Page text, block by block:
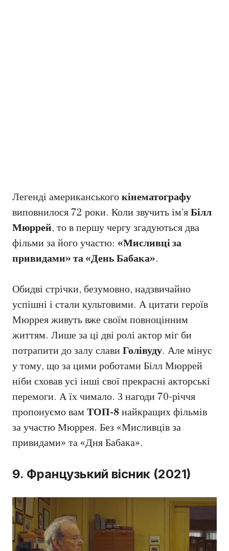
Легенді американськогокінематографу
виповнилося 72 роки. Коли звучить ім’яБілл
Мюррей, то в першу чергу згадуються два
фільми за його участю: «Мисливці за
привидами» та «День Бабака».
Обидві стрічки, безумовно, надзвичайно
успішні і стали культовими. А цитати героїв
Мюррея живуть вже своїм повноцінним
життям. Лише за ці дві ролі актор міг би
потрапити до залу славиГолівуду. Але мінус
у тому, що за цими роботами Білл Мюррей
ніби сховав усі інші свої прекрасні акторські
перемоги. А їх чимало. З нагоди 70-річчя
пропонуємо вам ТОП-8найкращих фільмів
за участю Мюррея. Без «Мисливців за
привидами» та «Дня Бабака».
9. Французький вісник (2021)